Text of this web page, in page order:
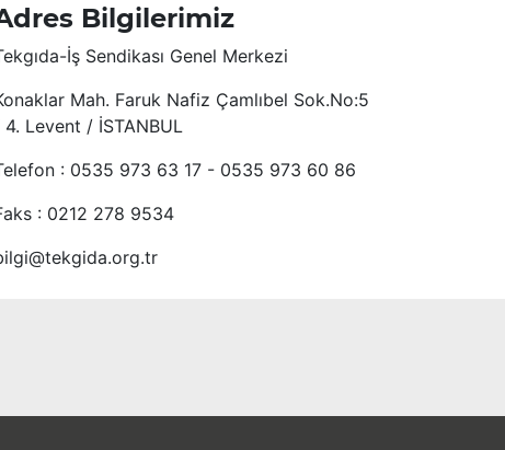
Bilgilerimiz
İş Sendikası Genel Merkezi
Mah. Faruk Nafiz Çamlıbel Sok.No:5
4. Levent / İSTANBUL
: 0535 973 63 17 - 0535 973 60 86
: 0212 278 9534